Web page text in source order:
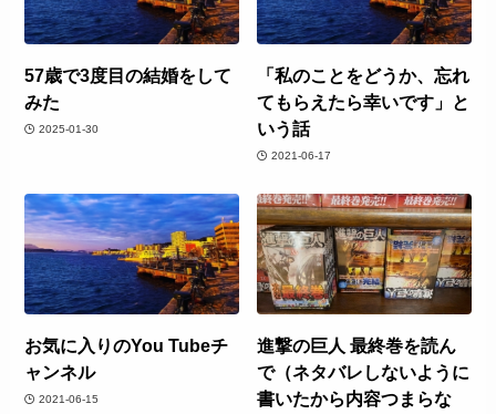
57歳で3度目の結婚をして
みた
2025-01-30
「私のことをどうか、忘れ
てもらえたら幸いです」と
いう話
2021-06-17
お気に入りのYou Tubeチ
ャンネル
2021-06-15
進撃の巨人 最終巻を読ん
で（ネタバレしないように
書いたから内容つまらな